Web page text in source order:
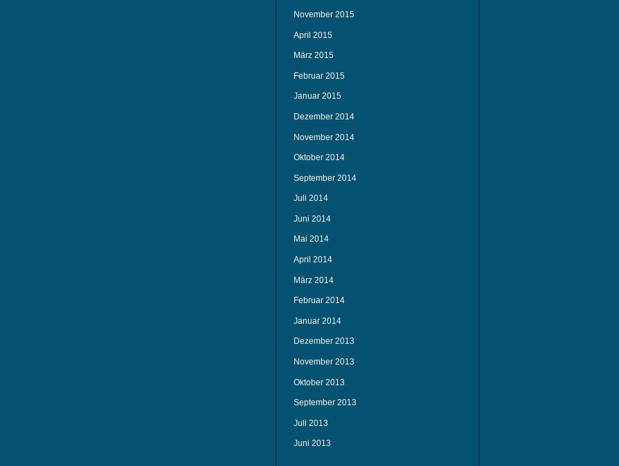
November 2015
April 2015
März 2015
Februar 2015
Januar 2015
Dezember 2014
November 2014
Oktober 2014
September 2014
Juli 2014
Juni 2014
Mai 2014
April 2014
März 2014
Februar 2014
Januar 2014
Dezember 2013
November 2013
Oktober 2013
September 2013
Juli 2013
Juni 2013